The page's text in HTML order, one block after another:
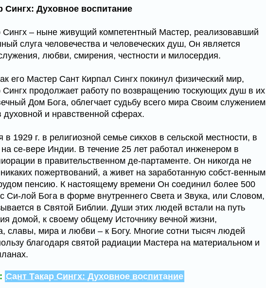
Сингх: Духовное воспитание
Сингх – ныне живущий компетентный Мастер, реализовавший
слуга человечества и человеческих душ, Он является
любви, смирения, честности и милосердия.
его Мастер Сант Кирпал Сингх покинул физический мир,
Сингх продолжает работу по возвращению тоскующих душ в их
Дом Бога, облегчает судьбу всего мира Своим служением
духовной и нравственной сферах.
1929 г. в религиозной семье сикхов в сельской местности, в
се-вере Индии. В течение 25 лет работал инженером в
в правительственном де-партаменте. Он никогда не
пожертвований, а живет на заработанную собст-венным
пенсию. К настоящему времени Он соединил более 500
Си-лой Бога в форме внутреннего Света и Звука, или Словом,
в Святой Библии. Души этих людей встали на путь
домой, к своему общему Источнику вечной жизни,
славы, мира и любви – к Богу. Многие сотни тысяч людей
благодаря святой радиации Мастера на материальном и
Сант Такар Сингх: Духовное воспитание